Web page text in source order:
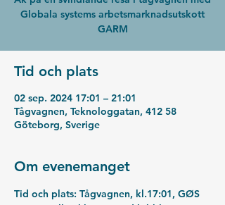
Globala systems arbetsmarknadsutskott
GARM
Tid och plats
02 sep. 2024 17:01 – 21:01
Tågvagnen, Teknologgatan, 412 58
Göteborg, Sverige
Om evenemanget
Tid och plats: Tågvagnen, kl.17:01, GØS